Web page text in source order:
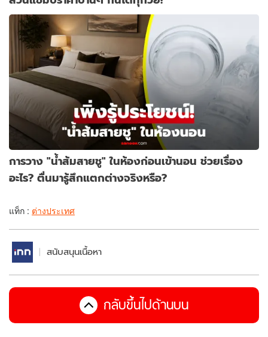
การวาง "น้ำส้มสายชู" ในห้องก่อนเข้านอน ช่วยเรื่อง
อะไร? ตื่นมารู้สึกแตกต่างจริงหรือ?
แท็ก : ต่างประเทศ
สนับสนุนเนื้อหา
กลับขึ้นไปด้านบน